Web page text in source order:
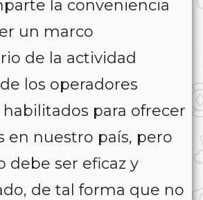
la conveniencia
un marco
de la actividad
los operadores
para ofrecer
en nuestro país, pero
debe ser eficaz y
de tal forma que no